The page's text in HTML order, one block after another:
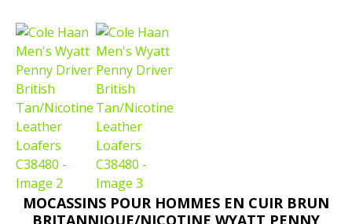
MOCASSINS POUR HOMMES EN CUIR BRUN
BRITANNIQUE/NICOTINE WYATT PENNY